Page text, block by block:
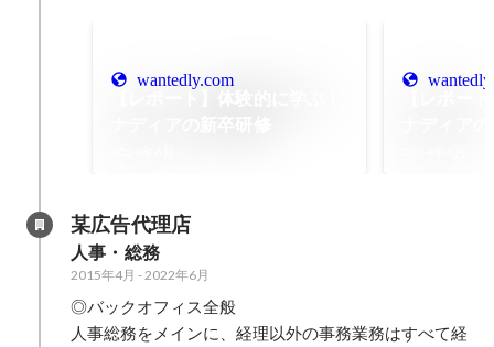
wantedly.com
某広告代理店
人事・総務
2015年4月 - 2022年6月
◎バックオフィス全般
人事総務をメインに、経理以外の事務業務はすべて経